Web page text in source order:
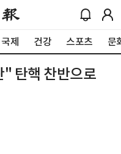
국제 건강 스포츠 문
탄핵 찬반으로